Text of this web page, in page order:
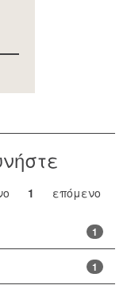
1 επόμενο
1
1